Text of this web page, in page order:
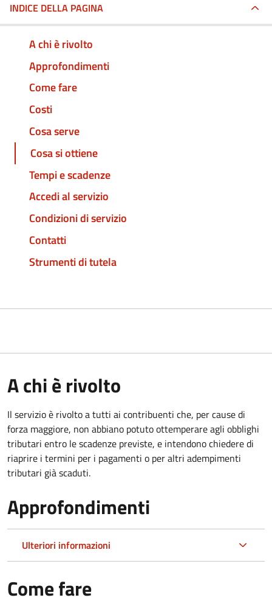
INDICE DELLA PAGINA
A chi è rivolto
Approfondimenti
Come fare
Costi
Cosa serve
Cosa si ottiene
Tempi e scadenze
Accedi al servizio
Condizioni di servizio
Contatti
Strumenti di tutela
A chi è rivolto
Il servizio è rivolto a tutti ai contribuenti che, per cause di
forza maggiore, non abbiano potuto ottemperare agli obblighi
tributari entro le scadenze previste, e intendono chiedere di
riaprire i termini per i pagamenti o per altri adempimenti
tributari già scaduti.
Approfondimenti
Ulteriori informazioni
Come fare